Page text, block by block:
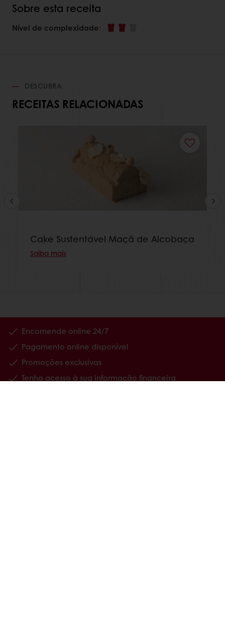
Sobre esta receita
Nível de complexidade:
DESCUBRA
RECEITAS RELACIONADAS
Cake Sustentável Maçã de Alcobaça
Saiba mais
Encomende online 24/7
Pagamento online disponível
Promoções exclusivas
Tenha acesso à sua informação financeira